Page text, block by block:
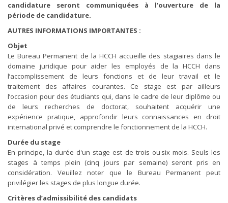
candidature seront communiquées à l’ouverture de la
période de candidature.
AUTRES INFORMATIONS IMPORTANTES :
Objet
Le Bureau Permanent de la HCCH accueille des stagiaires dans le
domaine juridique pour aider les employés de la HCCH dans
l’accomplissement de leurs fonctions et de leur travail et le
traitement des affaires courantes. Ce stage est par ailleurs
l’occasion pour des étudiants qui, dans le cadre de leur diplôme ou
de leurs recherches de doctorat, souhaitent acquérir une
expérience pratique, approfondir leurs connaissances en droit
international privé et comprendre le fonctionnement de la HCCH.
Durée du stage
En principe, la durée d'un stage est de trois ou six mois. Seuls les
stages à temps plein (cinq jours par semaine) seront pris en
considération. Veuillez noter que le Bureau Permanent peut
privilégier les stages de plus longue durée.
Critères d’admissibilité des candidats